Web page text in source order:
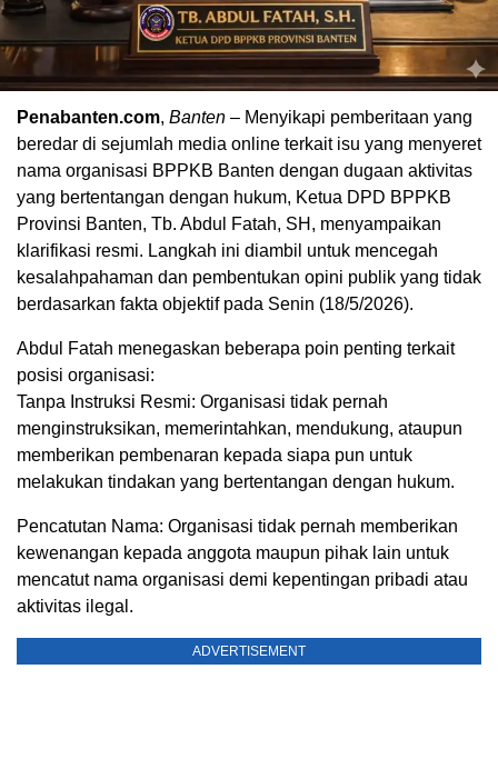
Penabanten.com, Banten – Menyikapi pemberitaan yang
beredar di sejumlah media online terkait isu yang menyeret
nama organisasi BPPKB Banten dengan dugaan aktivitas
yang bertentangan dengan hukum, Ketua DPD BPPKB
Provinsi Banten, Tb. Abdul Fatah, SH, menyampaikan
klarifikasi resmi. Langkah ini diambil untuk mencegah
kesalahpahaman dan pembentukan opini publik yang tidak
berdasarkan fakta objektif pada Senin (18/5/2026).
Abdul Fatah menegaskan beberapa poin penting terkait
posisi organisasi:
Tanpa Instruksi Resmi: Organisasi tidak pernah
menginstruksikan, memerintahkan, mendukung, ataupun
memberikan pembenaran kepada siapa pun untuk
melakukan tindakan yang bertentangan dengan hukum.
Pencatutan Nama: Organisasi tidak pernah memberikan
kewenangan kepada anggota maupun pihak lain untuk
mencatut nama organisasi demi kepentingan pribadi atau
aktivitas ilegal.
ADVERTISEMENT